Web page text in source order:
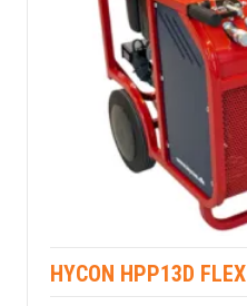
HYCON HPP13D FLEX